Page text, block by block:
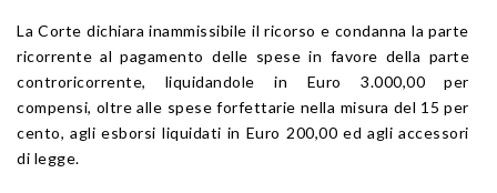
La Corte dichiara inammissibile il ricorso e condanna la parte
ricorrente al pagamento delle spese in favore della parte
controricorrente, liquidandole in Euro 3.000,00 per
compensi, oltre alle spese forfettarie nella misura del 15 per
cento, agli esborsi liquidati in Euro 200,00 ed agli accessori
di legge.